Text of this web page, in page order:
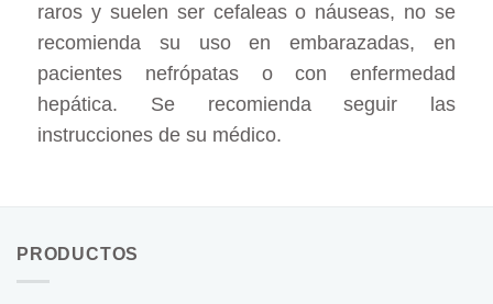
raros y suelen ser cefaleas o náuseas, no se
recomienda su uso en embarazadas, en
pacientes nefrópatas o con enfermedad
hepática. Se recomienda seguir las
instrucciones de su médico.
PRODUCTOS